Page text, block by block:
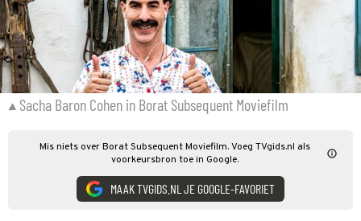
Sacha Baron Cohen in Borat Subsequent Moviefilm
Mis niets over Borat Subsequent Moviefilm. Voeg TVgids.nl als
voorkeursbron toe in Google.
MAAK TVGIDS.NL JE GOOGLE-FAVORIET